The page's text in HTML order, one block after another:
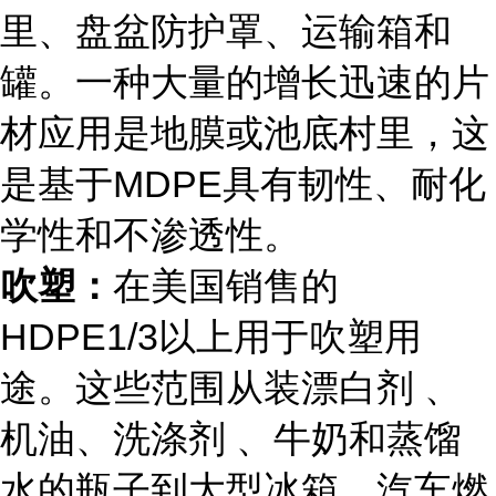
里、盘盆防护罩、运输箱和
罐。一种大量的增长迅速的片
材应用是地膜或池底村里，这
是基于MDPE具有韧性、耐化
学性和不渗透性。
吹塑： 在美国销售的
HDPE1/3以上用于吹塑用
途。这些范围从装漂白剂 、
机油、洗涤剂 、牛奶和蒸馏